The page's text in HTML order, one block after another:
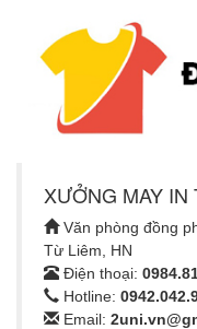
XƯỞNG MAY
Văn phòng đồng
Từ Liêm, HN
Điện thoại:
Hotline:
Email: